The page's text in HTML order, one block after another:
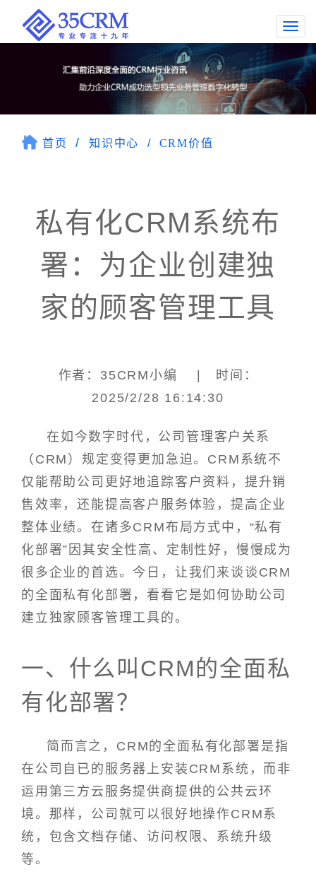
首页 知识中心 CRM价值
私有化CRM系统布
署：为企业创建独
家的顾客管理工具
作者：35CRM小编 | 时间：
2025/2/28 16:14:30
在如今数字时代，公司管理客户关系
（CRM）规定变得更加急迫。CRM系统不
仅能帮助公司更好地追踪客户资料，提升销
售效率，还能提高客户服务体验，提高企业
整体业绩。在诸多CRM布局方式中，“私有
化部署”因其安全性高、定制性好，慢慢成为
很多企业的首选。今日，让我们来谈谈CRM
的全面私有化部署，看看它是如何协助公司
建立独家顾客管理工具的。
一、什么叫CRM的全面私
有化部署？
简而言之，CRM的全面私有化部署是指
在公司自已的服务器上安装CRM系统，而非
运用第三方云服务提供商提供的公共云环
境。那样，公司就可以很好地操作CRM系
统，包含文档存储、访问权限、系统升级
等。